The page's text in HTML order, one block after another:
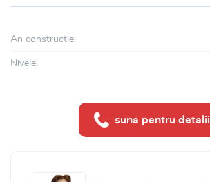
An constructie:
Nivele:
suna pentru detalii